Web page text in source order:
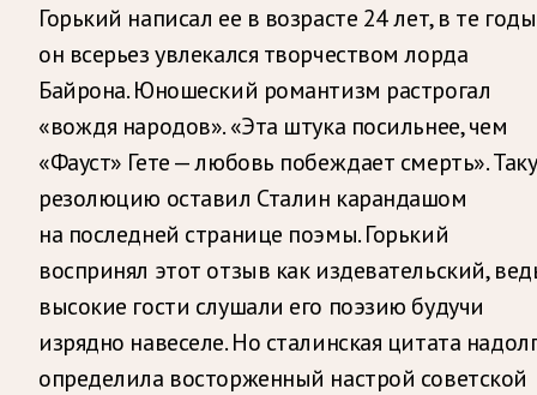
Горький написал ее в возрасте 24 лет, в те годы
он всерьез увлекался творчеством лорда
Байрона. Юношеский романтизм растрогал
«вождя народов». «Эта штука посильнее, чем
«Фауст» Гете — любовь побеждает смерть».
резолюцию оставил Сталин карандашом
на последней странице поэмы. Горький
воспринял этот отзыв как издевательский,
высокие гости слушали его поэзию будучи
изрядно навеселе. Но сталинская цитата
определила восторженный настрой советской